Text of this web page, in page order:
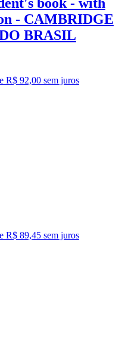
- CAMBRIDGE
BRASIL
R$ 92,00 sem juros
R$ 89,45 sem juros